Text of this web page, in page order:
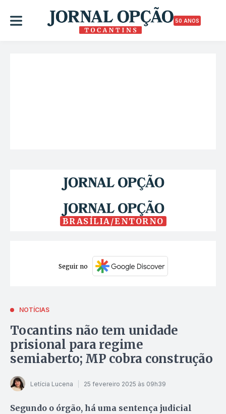
50 ANOS
BRASÍLIA/ENTORNO
Seguir no
NOTÍCIAS
Tocantins não tem unidade
prisional para regime
semiaberto; MP cobra construção
Letícia Lucena 25 fevereiro 2025 às 09h39
Segundo o órgão, há uma sentença judicial